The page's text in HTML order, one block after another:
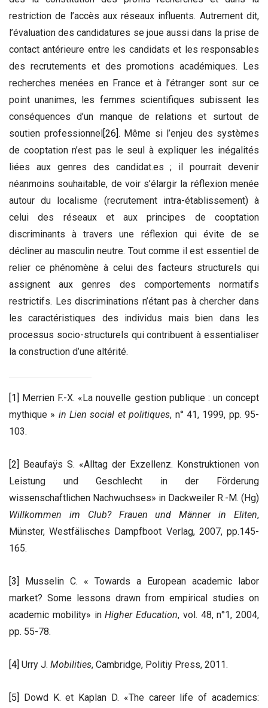
restriction de l’accès aux réseaux influents. Autrement dit,
l’évaluation des candidatures se joue aussi dans la prise de
contact antérieure entre les candidats et les responsables
des recrutements et des promotions académiques. Les
recherches menées en France et à l’étranger sont sur ce
point unanimes, les femmes scientifiques subissent les
conséquences d’un manque de relations et surtout de
soutien professionnel [26] . Même si l’enjeu des systèmes
de cooptation n’est pas le seul à expliquer les inégalités
liées aux genres des candidat.es ; il pourrait devenir
néanmoins souhaitable, de voir s’élargir la réflexion menée
autour du localisme (recrutement intra-établissement) à
celui des réseaux et aux principes de cooptation
discriminants à travers une réflexion qui évite de se
décliner au masculin neutre. Tout comme il est essentiel de
relier ce phénomène à celui des facteurs structurels qui
assignent aux genres des comportements normatifs
restrictifs. Les discriminations n’étant pas à chercher dans
les caractéristiques des individus mais bien dans les
processus socio-structurels qui contribuent à essentialiser
la construction d’une altérité.
[1] Merrien F.-X. «La nouvelle gestion publique : un concept
mythique » in Lien social et politiques, n° 41, 1999, pp. 95-
103.
[2] Beaufaÿs S. «Alltag der Exzellenz. Konstruktionen von
Leistung und Geschlecht in der Förderung
wissenschaftlichen Nachwuchses» in Dackweiler R.-M. (Hg)
Willkommen im Club? Frauen und Männer in Eliten,
Münster, Westfälisches Dampfboot Verlag, 2007, pp.145-
165.
[3]
Musselin C. « Towards a European academic labor
market? Some lessons drawn from empirical studies on
academic mobility» inHigher Education, vol. 48, n°1, 2004,
pp. 55-78.
[4] Urry J. Mobilities, Cambridge, Politiy Press, 2011.
[5]
Dowd K. et Kaplan D. «The career life of academics: